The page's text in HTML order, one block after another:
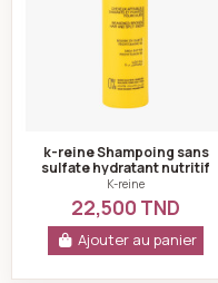
k-reine Shampoing sans
sulfate hydratant nutritif
lissant 270ml
K-reine
22,500 TND
Ajouter au panier